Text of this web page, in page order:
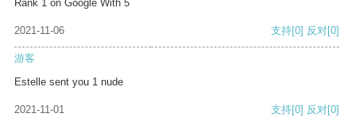
Rank 1 on Google With 5
2021-11-06 支持[0] 反对[0]
游客
Estelle sent you 1 nude
2021-11-01 支持[0] 反对[0]